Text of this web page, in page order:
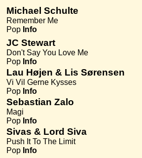
Michael Schulte
Remember Me
Pop Info
JC Stewart
Don't Say You Love Me
Pop Info
Lau Højen & Lis Sørensen
Vi Vil Gerne Kysses
Pop Info
Sebastian Zalo
Magi
Pop Info
Sivas & Lord Siva
Push It To The Limit
Pop Info